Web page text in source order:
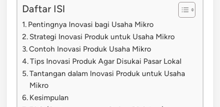
Daftar ISI
Pentingnya Inovasi bagi Usaha Mikro
Strategi Inovasi Produk untuk Usaha Mikro
Contoh Inovasi Produk Usaha Mikro
Tips Inovasi Produk Agar Disukai Pasar Lokal
Tantangan dalam Inovasi Produk untuk Usaha
Mikro
Kesimpulan